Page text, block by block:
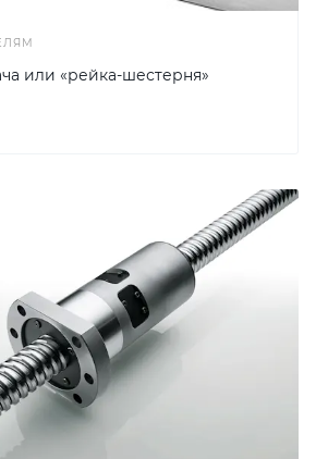
или «рейка-шестерня»